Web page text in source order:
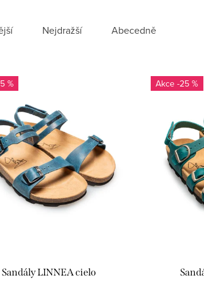
Nejdražší Abecedně
%
Sandály LINNEA cielo
-25 %